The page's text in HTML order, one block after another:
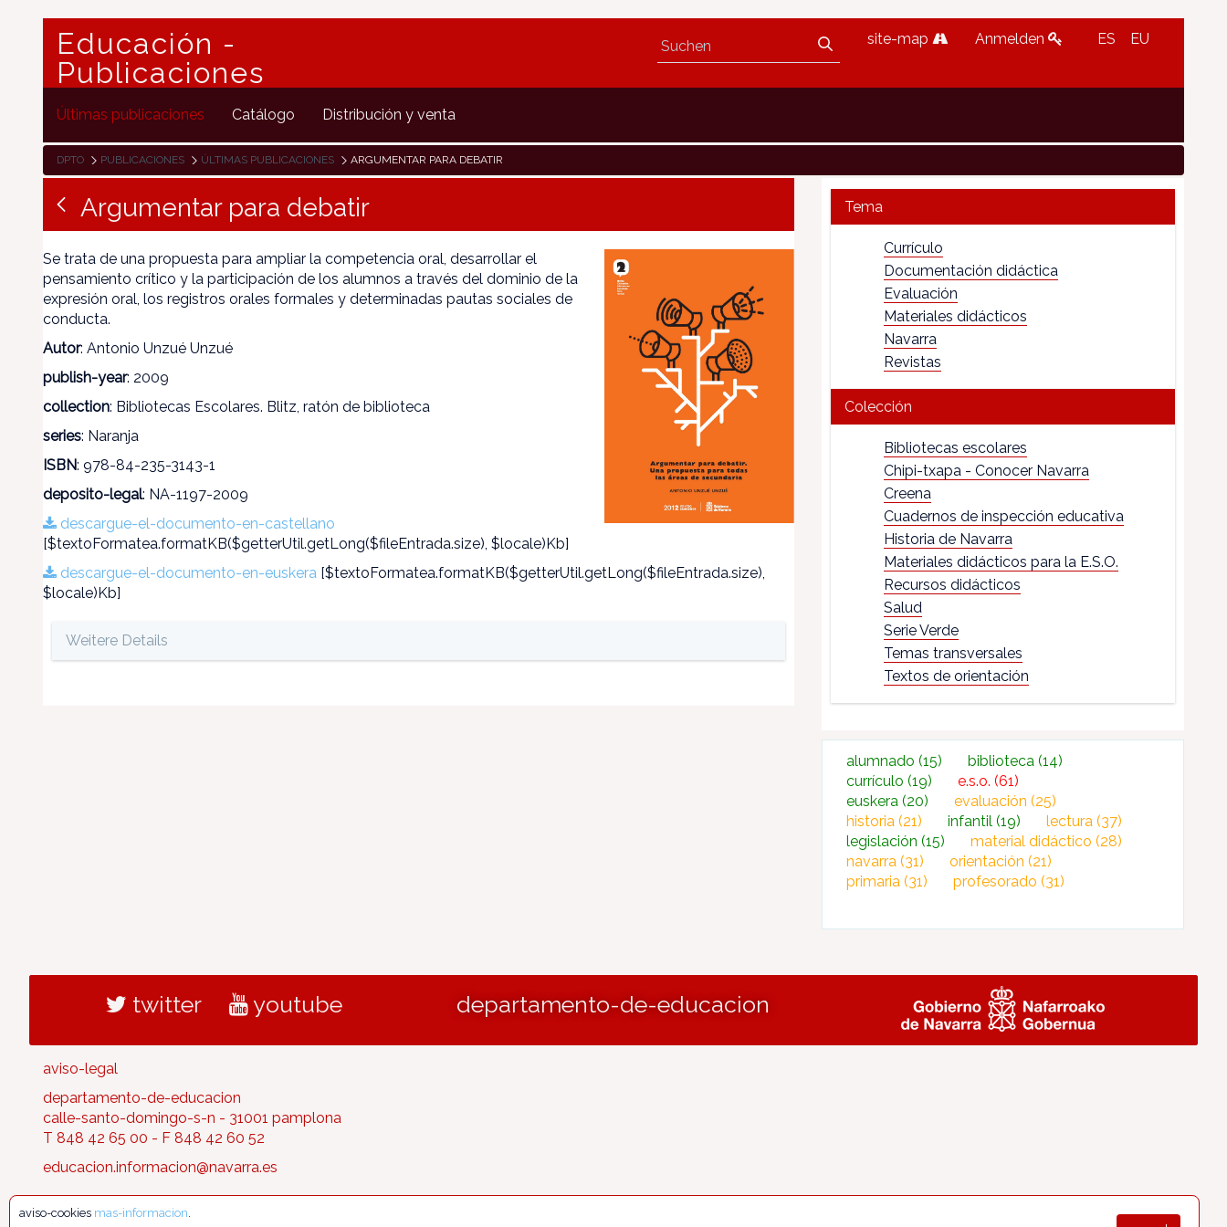
Educación -
Publicaciones
site-map Anmelden ES EU
Últimas publicaciones Catálogo Distribución y venta
DPTO PUBLICACIONES ÚLTIMAS PUBLICACIONES ARGUMENTAR PARA DEBATIR
Argumentar para debatir
Se trata de una propuesta para ampliar la competencia oral, desarrollar el
pensamiento crítico y la participación de los alumnos a través del dominio de la
expresión oral, los registros orales formales y determinadas pautas sociales de
conducta.
Autor: Antonio Unzué Unzué
publish-year: 2009
collection: Bibliotecas Escolares. Blitz, ratón de biblioteca
series: Naranja
ISBN: 978-84-235-3143-1
deposito-legal: NA-1197-2009
descargue-el-documento-en-castellano
[$textoFormatea.formatKB($getterUtil.getLong($fileEntrada.size), $locale)Kb]
descargue-el-documento-en-euskera [$textoFormatea.formatKB($getterUtil.getLong($fileEntrada.size),
$locale)Kb]
Weitere Details
Tema
Currículo
Documentación didáctica
Evaluación
Materiales didácticos
Navarra
Revistas
Colección
Bibliotecas escolares
Chipi-txapa - Conocer Navarra
Creena
Cuadernos de inspección educativa
Historia de Navarra
Materiales didácticos para la E.S.O.
Recursos didácticos
Salud
Serie Verde
Temas transversales
Textos de orientación
alumnado(15) biblioteca(14)
currículo(19) e.s.o.(61)
euskera(20) evaluación(25)
historia(21) infantil(19) lectura(37)
legislación(15) material didáctico(28)
navarra(31) orientación(21)
primaria(31) profesorado(31)
twitter youtube departamento-de-educacion
aviso-legal
departamento-de-educacion
calle-santo-domingo-s-n - 31001 pamplona
T 848 42 65 00 - F 848 42 60 52
educacion.informacion@navarra.es
aviso-cookies mas-informacion.